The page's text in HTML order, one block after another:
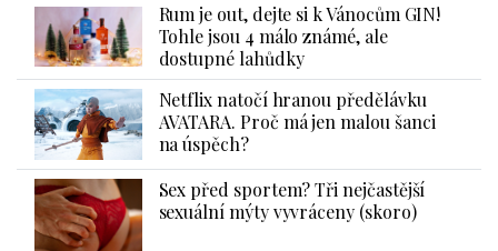
Rum je out, dejte si k Vánocům GIN!
Tohle jsou 4 málo známé, ale
dostupné lahůdky
Netflix natočí hranou předělávku
AVATARA. Proč má jen malou šanci
na úspěch?
Sex před sportem? Tři nejčastější
sexuální mýty vyvráceny (skoro)